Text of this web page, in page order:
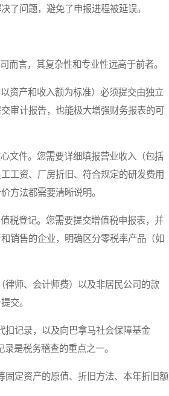
了问题，避免了申报进程被延误。
言，其复杂性和专业性远高于前者。
产和收入额为标准）必须提交由独立
审计报告，也能极大增强财务报表的可
文件。您需要详细填报营业收入（包括
工资、厂房折旧、符合规定的研发费用
方法都需要清晰说明。
税登记。您需要提交增值税申报表，并
销售的企业，明确区分零税率产品（如
师、会计师费）以及非居民公司的款
交。
记录，以及向巴拿马社会保障基金
录是税务稽查的重点之一。
定资产的原值、折旧方法、本年折旧额